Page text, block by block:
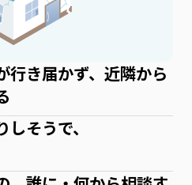
行き届かず、近隣から
そうで、